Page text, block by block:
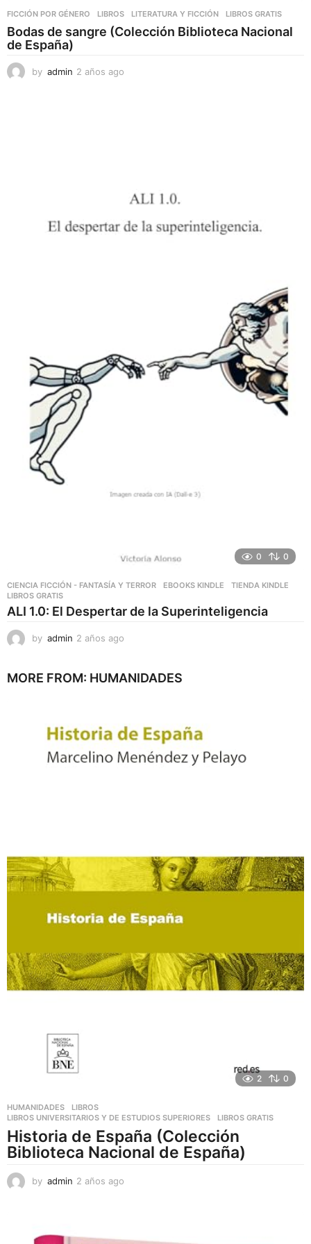
FICCIÓN POR GÉNERO ,LIBROS ,LITERATURA Y FICCIÓN LIBROS GRATIS
Bodas de sangre (Colección Biblioteca Nacional
de España)
by admin 2 años ago
0 0
CIENCIA FICCIÓN - FANTASÍA Y TERROR ,EBOOKS KINDLE ,TIENDA KINDLE
LIBROS GRATIS
ALI 1.0: El Despertar de la Superinteligencia
by admin 2 años ago
o
o
MORE FROM: HUMANIDADES
2 0
HUMANIDADES ,LIBROS
LIBROS UNIVERSITARIOS Y DE ESTUDIOS SUPERIORES
LIBROS GRATIS
Historia de España (Colección
Biblioteca Nacional de España)
by admin 2 años ago